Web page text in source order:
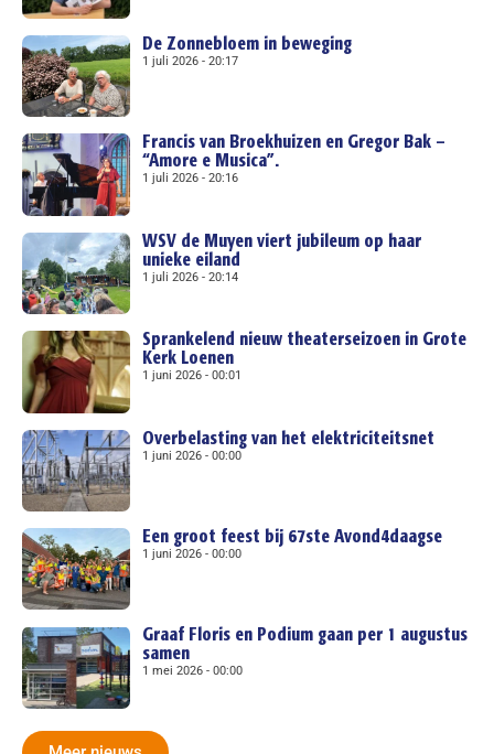
De Zonnebloem in beweging
1 juli 2026 20:17
Francis van Broekhuizen en Gregor Bak –
“Amore e Musica”.
1 juli 2026 20:16
WSV de Muyen viert jubileum op haar
unieke eiland
1 juli 2026 20:14
Sprankelend nieuw theaterseizoen in Grote
Kerk Loenen
1 juni 2026 00:01
Overbelasting van het elektriciteitsnet
1 juni 2026 00:00
Een groot feest bij 67ste Avond4daagse
1 juni 2026 00:00
Graaf Floris en Podium gaan per 1 augustus
samen
1 mei 2026 00:00